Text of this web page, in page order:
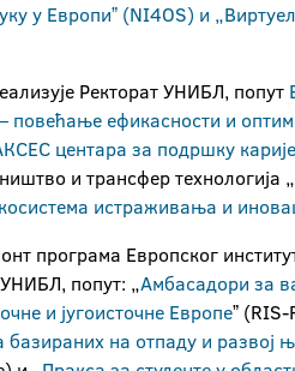
у Европиˮ (NI4OS) и
Ректорат УНИБЛ, попут
повећање ефикасности и
центара за подршку
и трансфер технологија „
истраживања и
програма Европског
УНИБЛ, попут: „Амбасадори за
и југоисточне Европеˮ (RIS-
на отпаду и развој